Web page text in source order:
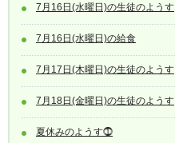
7月16日(水曜日)の生徒のようす
7月16日(水曜日)の給食
7月17日(木曜日)の生徒のようす
7月18日(金曜日)の生徒のようす
夏休みのようす⓵